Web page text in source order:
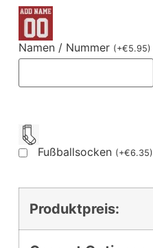
Namen / Nummer (+€5.95)
Fußballsocken (+€6.35)
Produktpreis: